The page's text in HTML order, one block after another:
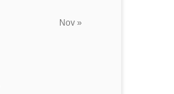
Nov »